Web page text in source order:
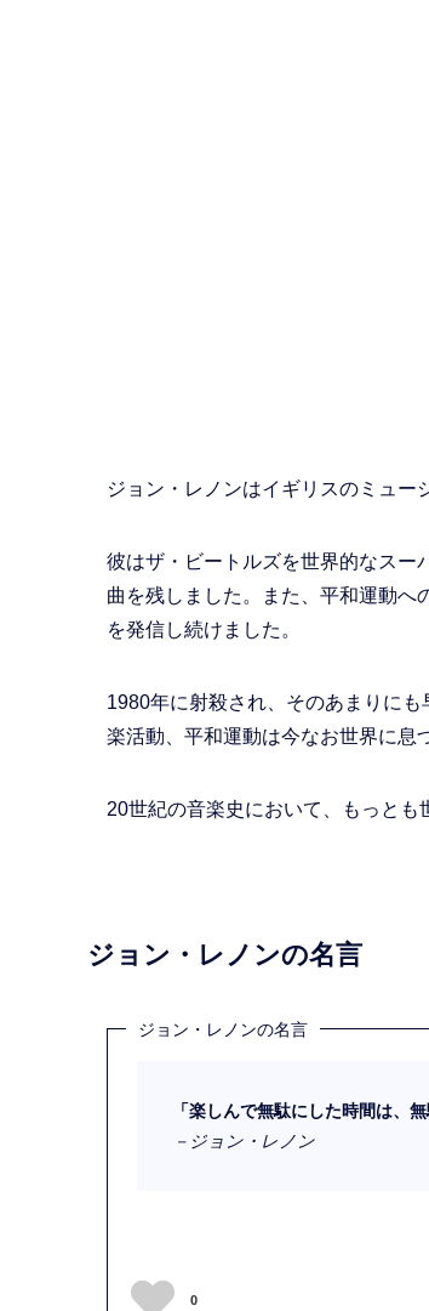
ジョン・レノンはイギリスのミュー
彼はザ・ビートルズを世界的なスー
曲を残しました。また、平和運動へ
を発信し続けました。
1980年に射殺され、そのあまりに
楽活動、平和運動は今なお世界に息
20世紀の音楽史において、もっとも
ジョン・レノンの名言
ジョン・レノンの名言
「楽しんで無駄にした時間は、無
－ジョン・レノン
0